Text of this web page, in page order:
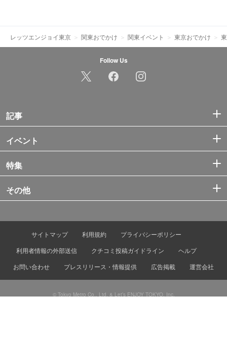
レッツエンジョイ東京 関東おでかけ 関東イベント 東京おでかけ
Follow Us
記事
イベント
特集
その他
サイトマップ 利用規約
プライバシーポリシー
利用者情報の外部送信
クチコミ投稿ガイドライン
ヘルプ
お問い合わせ
プレスリリース・情報提供 広告掲載 運営会社
© Tokyo Metro Co., Ltd. & Let’s ENJOY TOKYO, Inc.